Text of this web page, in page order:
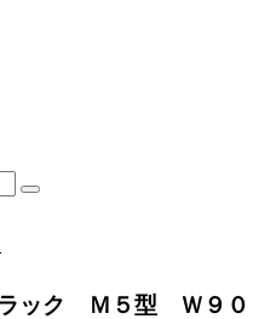
ック Ｍ５型 Ｗ９０